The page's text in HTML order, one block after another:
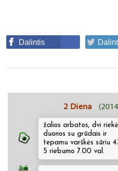
Dalintis
2 Diena
žalios arbatos, dvi
duonos su grūdais ir
tepamu varškės sūriu
5 riebumo 7.00 val.